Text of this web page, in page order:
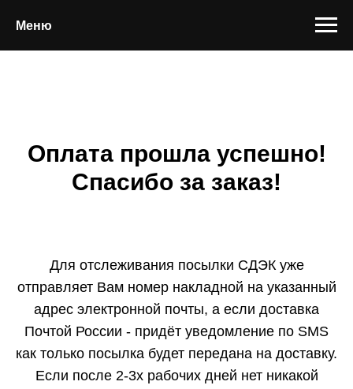
Меню
Оплата прошла успешно!
Спасибо за заказ!
Для отслеживания посылки СДЭК уже
отправляет Вам номер накладной на указанный
адрес электронной почты, а если доставка
Почтой России - придёт уведомление по SMS
как только посылка будет передана на доставку.
Если после 2-3х рабочих дней нет никакой